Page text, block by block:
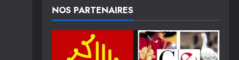
NOS PARTENAIRES